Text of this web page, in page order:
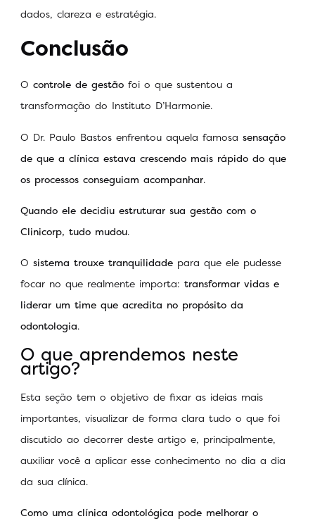
dados, clareza e estratégia.
Conclusão
O controle de gestão foi o que sustentou a
transformação do Instituto D’Harmonie.
O Dr. Paulo Bastos enfrentou aquela famosa sensação
de que a clínica estava crescendo mais rápido do que
os processos conseguiam acompanhar.
Quando ele decidiu estruturar sua gestão com o
Clinicorp, tudo mudou.
O sistema trouxe tranquilidade para que ele pudesse
focar no que realmente importa: transformar vidas e
liderar um time que acredita no propósito da
odontologia.
O que aprendemos neste
artigo?
Esta seção tem o objetivo de fixar as ideias mais
importantes, visualizar de forma clara tudo o que foi
discutido ao decorrer deste artigo e, principalmente,
auxiliar você a aplicar esse conhecimento no dia a dia
da sua clínica.
Como uma clínica odontológica pode melhorar o